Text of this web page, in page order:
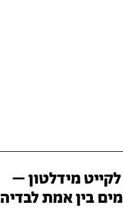
מידלטון –
בין אמת לבדיה